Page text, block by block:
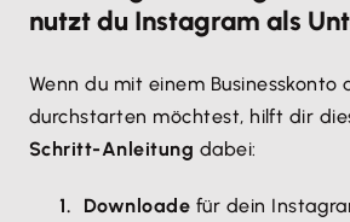
nutzt du Instagram als
Wenn du mit einem Businesskonto
durchstarten möchtest, hilft dir
Schritt-Anleitung dabei:
Downloade für dein